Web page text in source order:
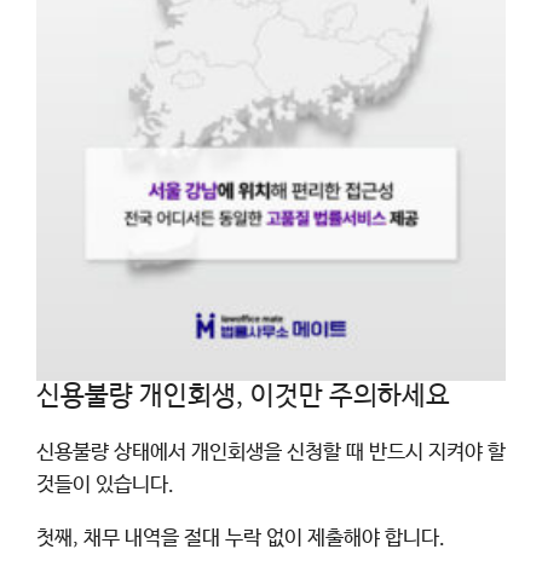
신용불량 개인회생, 이것만 주의하세요
신용불량 상태에서 개인회생을 신청할 때 반드시 지켜야 할
것들이 있습니다.
첫째, 채무 내역을 절대 누락 없이 제출해야 합니다.